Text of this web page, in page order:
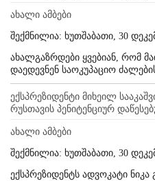
ახალი ამბები
შექმნილია: ხუთშაბათი, 30
ახალგაზრდები ყვებიან, რომ
დაედევნენ საოკუპაციო
ექსპრეზიდენტი მიხეილ
რუსთავის პენიტენციურ
ახალი ამბები
შექმნილია: ხუთშაბათი, 30
ექსპრეზიდენტს ადვოკატი ნიკა